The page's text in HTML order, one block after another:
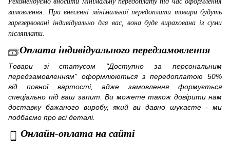
замовлення. При внесенні мінімальної передоплати товари будуть
зарезервовані індивідуально для вас, вона буде вирахована із суми
післяплати.
Оплата індивідуального передзамовлення
Товари зі статусом "Доступно за персональним
передзамовленням" оформлюються з передоплатою 50%
від повної вартості, адже замовлення формується
спеціально під ваш запит. Ви можете також довірити нам
доставку бажаного виробу, який ви давно шукаєте - ми
подбаємо про всі деталі.
Онлайн-оплата на сайті